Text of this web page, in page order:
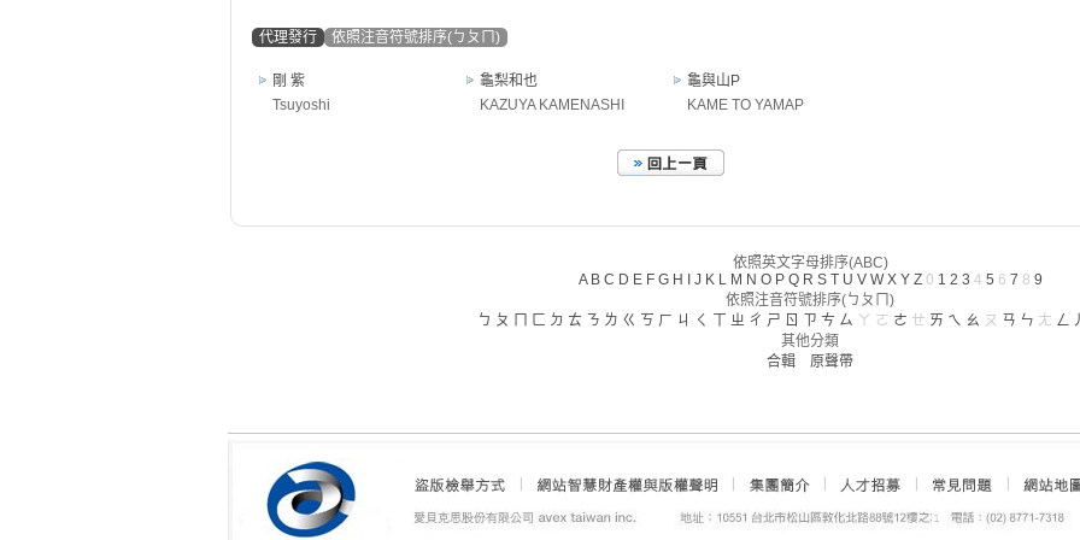
代理發行 依照注音符號排序(ㄅㄆㄇ)
剛 紫
Tsuyoshi
龜梨和也
KAZUYA KAMENASHI
龜與山P
KAME TO YAMAP
依照英文字母排序(ABC)
A B C D E F G H J K L M N O P Q R S T U V W X Y Z 0 1 2 3 4 5 6 7 8 9
依照注音符號排序(ㄅㄆㄇ)
ㄅ ㄆ ㄈ ㄉ ㄊ ㄋ ㄌ ㄍ ㄎ ㄏ ㄐ ㄑ ㄓ ㄔ ㄕ ㄖ ㄗ ㄘ ㄙ ㄚ ㄛ ㄜ ㄝ ㄞ ㄟ ㄠ ㄡ ㄢ ㄣ ㄤ ㄥ
其他分類
合輯
原聲帶